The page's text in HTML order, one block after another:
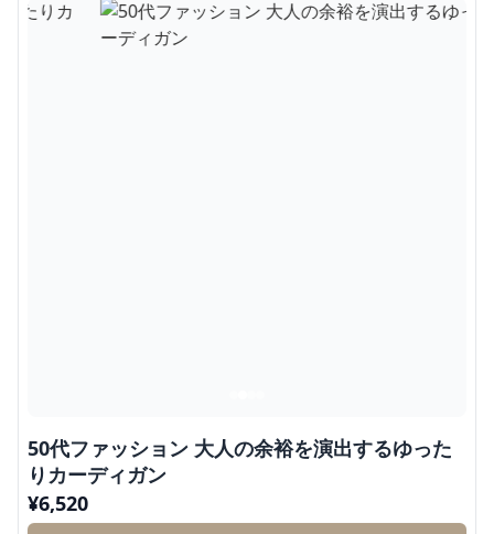
50代ファッション 大人の余裕を演出するゆった
りカーディガン
¥6,520